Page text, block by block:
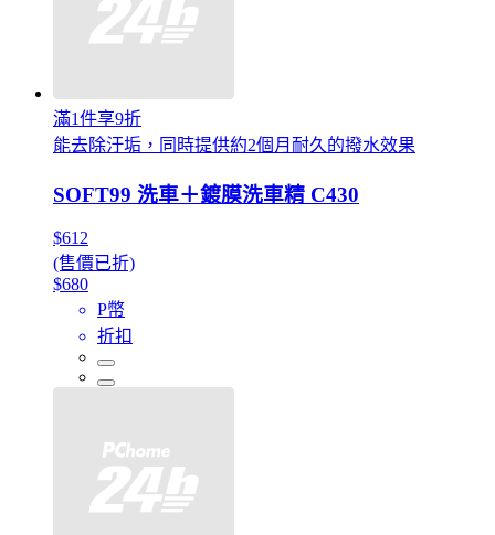
滿1件享9折
能去除汙垢，同時提供約2個月耐久的撥水效果
SOFT99 洗車＋鍍膜洗車精 C430
$612
(售價已折)
$680
P幣
折扣